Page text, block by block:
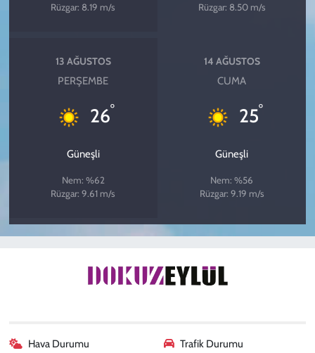
Rüzgar: 8.19 m/s
Rüzgar: 8.50 m/s
13 AĞUSTOS
PERŞEMBE
26°
Güneşli
Nem: %62
Rüzgar: 9.61 m/s
14 AĞUSTOS
CUMA
25°
Güneşli
Nem: %56
Rüzgar: 9.19 m/s
Hava Durumu Trafik Durumu